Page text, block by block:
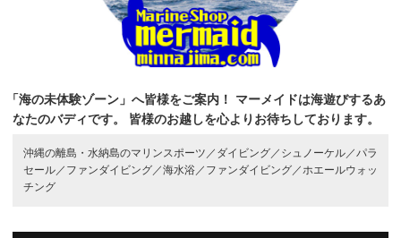
「海の未体験ゾーン」へ皆様をご案内！
マーメイドは海遊びするあ
なたのバディです。
皆様のお越しを心よりお待ちしております。
沖縄の離島・水納島のマリンスポーツ／ ダイビング／ シュノーケル／ パラ
セール／ ファンダイビング／海水浴／ ファンダイビング／ ホエールウォッ
チング